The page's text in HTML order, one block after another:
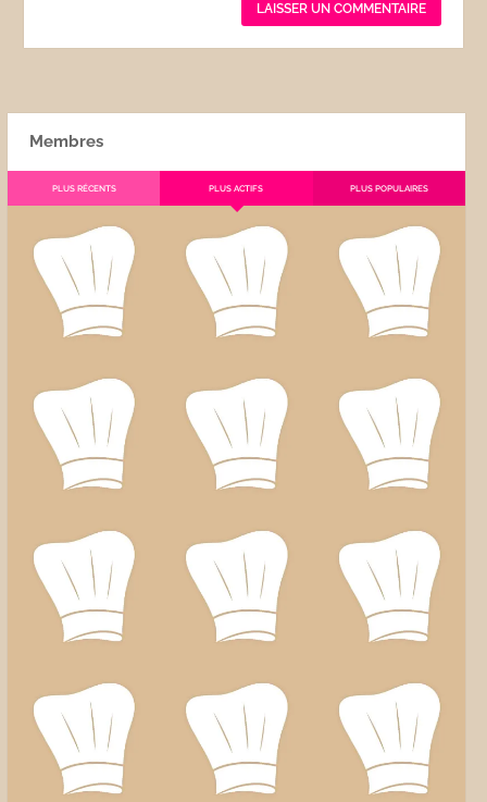
Membres
PLUS RÉCENTS PLUS ACTIFS PLUS POPULAIRES